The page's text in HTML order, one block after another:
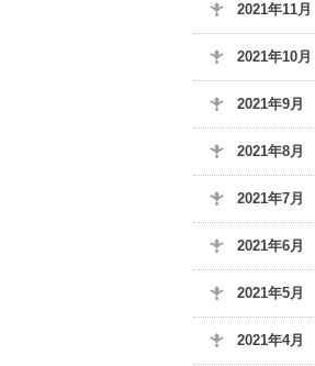
2021年11月
2021年10月
2021年9月
2021年8月
2021年7月
2021年6月
2021年5月
2021年4月